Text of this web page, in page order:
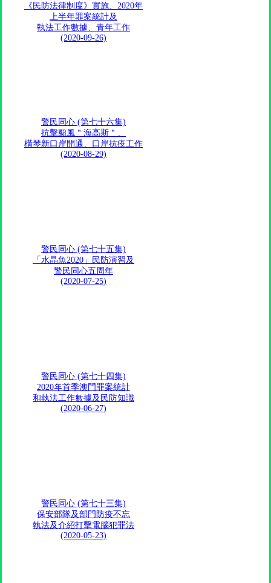
《民防法律制度》實施、2020年
上半年罪案統計及
執法工作數據、青年工作
(2020-09-26)
警民同心 (第七十六集)
抗擊颱風＂海高斯＂、
橫琴新口岸開通、口岸抗疫工作
(2020-08-29)
警民同心 (第七十五集)
「水晶魚2020」民防演習及
警民同心五周年
(2020-07-25)
警民同心 (第七十四集)
2020年首季澳門罪案統計
和執法工作數據及民防知識
(2020-06-27)
警民同心 (第七十三集)
保安部隊及部門防疫不忘
執法及介紹打擊電腦犯罪法
(2020-05-23)